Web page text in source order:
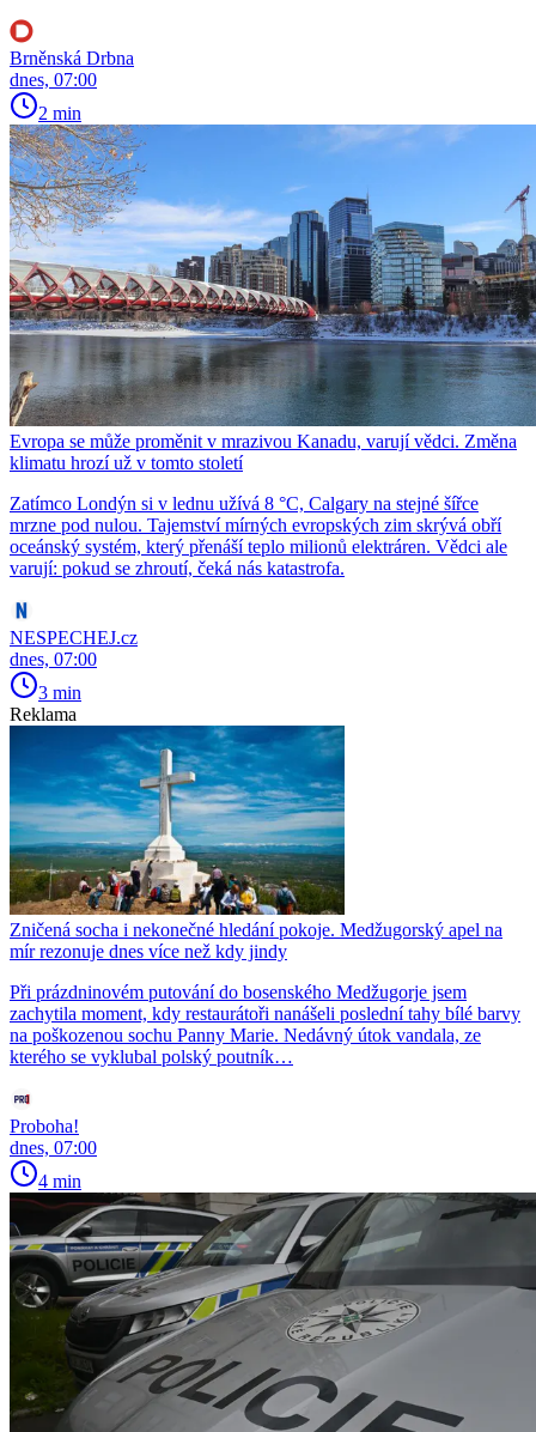
Brněnská Drbna
dnes, 07:00
2 min
Evropa se může proměnit v mrazivou Kanadu, varují vědci. Změna
klimatu hrozí už v tomto století
Zatímco Londýn si v lednu užívá 8 °C, Calgary na stejné šířce
mrzne pod nulou. Tajemství mírných evropských zim skrývá obří
oceánský systém, který přenáší teplo milionů elektráren. Vědci ale
varují: pokud se zhroutí, čeká nás katastrofa.
NESPECHEJ.cz
dnes, 07:00
3 min
Reklama
Zničená socha i nekonečné hledání pokoje. Medžugorský apel na
mír rezonuje dnes více než kdy jindy
Při prázdninovém putování do bosenského Medžugorje jsem
zachytila moment, kdy restaurátoři nanášeli poslední tahy bílé barvy
na poškozenou sochu Panny Marie. Nedávný útok vandala, ze
kterého se vyklubal polský poutník…
Proboha!
dnes, 07:00
4 min